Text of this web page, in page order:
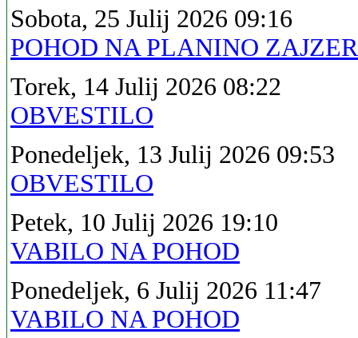
Sobota, 25 Julij 2026 09:16
POHOD NA PLANINO
Torek, 14 Julij 2026 08:22
OBVESTILO
Ponedeljek, 13 Julij 2026 09:53
OBVESTILO
Petek, 10 Julij 2026 19:10
VABILO NA POHOD
Ponedeljek, 6 Julij 2026 11:47
VABILO NA POHOD